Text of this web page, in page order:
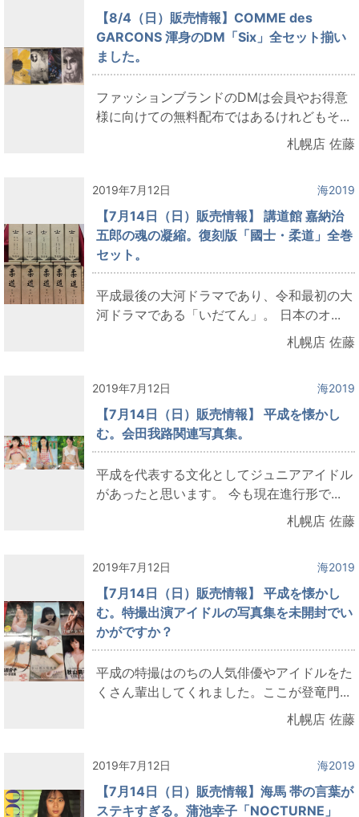
【8/4（日）販売情報】COMME des
GARCONS 渾身のDM「Six」全セット揃い
ました。
ファッションブランドのDMは会員やお得意
様に向けての無料配布ではあるけれどもそ...
札幌店 佐藤
2019年7月12日 海2019
【7月14日（日）販売情報】 講道館 嘉納治
五郎の魂の凝縮。復刻版「國士・柔道」全巻
セット。
平成最後の大河ドラマであり、令和最初の大
河ドラマである「いだてん」。 日本のオ...
札幌店 佐藤
2019年7月12日 海2019
【7月14日（日）販売情報】 平成を懐かし
む。会田我路関連写真集。
平成を代表する文化としてジュニアアイドル
があったと思います。 今も現在進行形で...
札幌店 佐藤
2019年7月12日 海2019
【7月14日（日）販売情報】 平成を懐かし
む。特撮出演アイドルの写真集を未開封でい
かがですか？
平成の特撮はのちの人気俳優やアイドルをた
くさん輩出してくれました。ここが登竜門...
札幌店 佐藤
2019年7月12日 海2019
【7月14日（日）販売情報】海馬 帯の言葉が
ステキすぎる。蒲池幸子「NOCTURNE」